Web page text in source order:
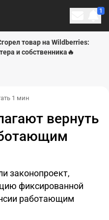
1
товар на Wildberries:
и собственника🔥
1 мин
вернуть
законопроект,
фиксированной
работающим